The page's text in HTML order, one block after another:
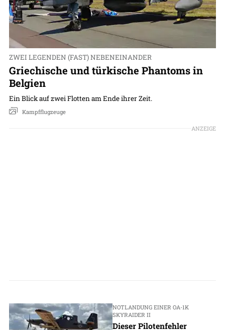
ZWEI LEGENDEN (FAST) NEBENEINANDER
Griechische und türkische Phantoms in
Belgien
Ein Blick auf zwei Flotten am Ende ihrer Zeit.
Kampfflugzeuge
ANZEIGE
NOTLANDUNG EINER OA-1K
SKYRAIDER II
Dieser Pilotenfehler